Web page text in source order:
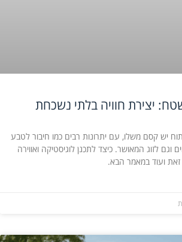
יצירת חוויה בלתי נשכחת
יש קסם משלו, עם יתרונות רבים כמו חיבור לטבע
וגם לזוג המאושר. כיצד לתכנן לוגיסטיקה ואווירה
זאת ועוד במאמר הבא.